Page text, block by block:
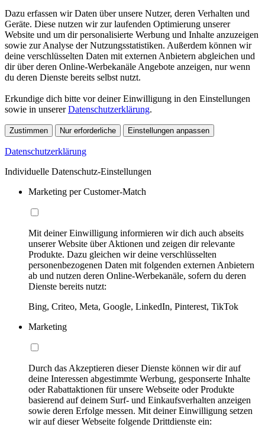
Dazu erfassen wir Daten über unsere Nutzer, deren Verhalten und
Geräte. Diese nutzen wir zur laufenden Optimierung unserer
Website und um dir personalisierte Werbung und Inhalte anzuzeigen
sowie zur Analyse der Nutzungsstatistiken. Außerdem können wir
deine verschlüsselten Daten mit externen Anbietern abgleichen und
dir über deren Online-Werbekanäle Angebote anzeigen, nur wenn
du deren Dienste bereits selbst nutzt.
Erkundige dich bitte vor deiner Einwilligung in den Einstellungen
sowie in unsererDatenschutzerklärung.
Zustimmen Nur erforderliche Einstellungen anpassen
Datenschutzerklärung
Individuelle Datenschutz-Einstellungen
Marketing per Customer-Match
Mit deiner Einwilligung informieren wir dich auch abseits
unserer Website über Aktionen und zeigen dir relevante
Produkte. Dazu gleichen wir deine verschlüsselten
personenbezogenen Daten mit folgenden externen Anbietern
ab und nutzen deren Online-Werbekanäle, sofern du deren
Dienste bereits nutzt:
Bing, Criteo, Meta, Google, LinkedIn, Pinterest, TikTok
Marketing
Durch das Akzeptieren dieser Dienste können wir dir auf
deine Interessen abgestimmte Werbung, gesponserte Inhalte
oder Rabattaktionen für unsere Webseite oder Produkte
basierend auf deinem Surf- und Einkaufsverhalten anzeigen
sowie deren Erfolge messen. Mit deiner Einwilligung setzen
wir auf dieser Webseite folgende Drittdienste ein: